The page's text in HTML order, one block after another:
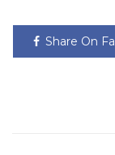
Share On